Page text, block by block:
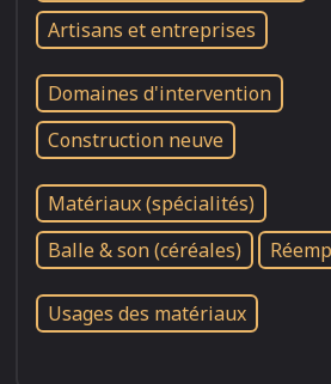
Artisans et entreprises
Domaines d'intervention
Construction neuve
Matériaux (spécialités)
Balle & son (céréales)
Usages des matériaux